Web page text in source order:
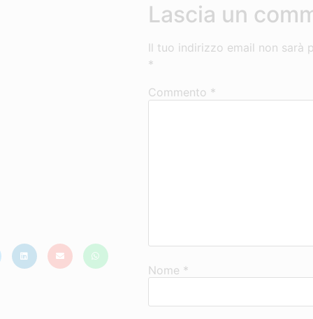
Lascia un
Il tuo indirizzo email non sarà
*
Commento *
Nome *